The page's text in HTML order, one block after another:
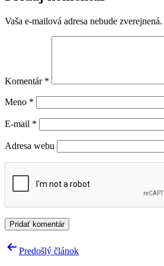
Vaša e-mailová adresa nebude zverejnená.
Komentár *
Meno *
E-mail *
Adresa webu
Navigácia
Predošlý článok